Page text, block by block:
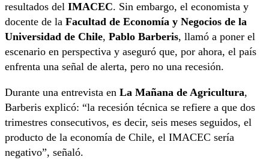
resultados del IMACEC. Sin embargo, el economista y
docente de la Facultad de Economía y Negocios de la
Universidad de Chile, Pablo Barberis, llamó a poner el
escenario en perspectiva y aseguró que, por ahora, el país
enfrenta una señal de alerta, pero no una recesión.
Durante una entrevista en La Mañana de Agricultura,
Barberis explicó: “la recesión técnica se refiere a que dos
trimestres consecutivos, es decir, seis meses seguidos, el
producto de la economía de Chile, el IMACEC sería
negativo”, señaló.